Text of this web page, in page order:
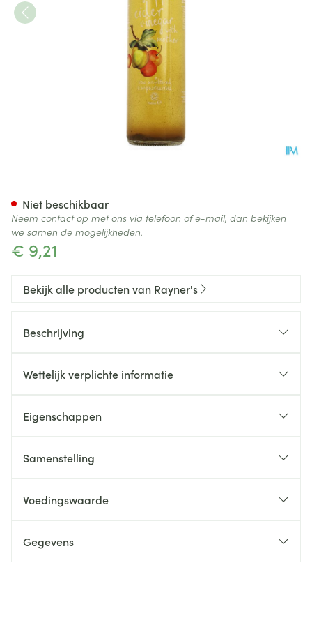
€ 9,21
Niet beschikbaar
Neem contact op met ons via telefoon of e-mail, dan bekijken
we samen de mogelijkheden.
Bekijk alle producten van Rayner's
Beschrijving
Wettelijk verplichte informatie
Eigenschappen
Samenstelling
Voedingswaarde
Gegevens